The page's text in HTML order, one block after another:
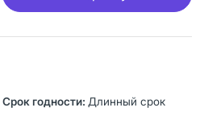
Длинный срок